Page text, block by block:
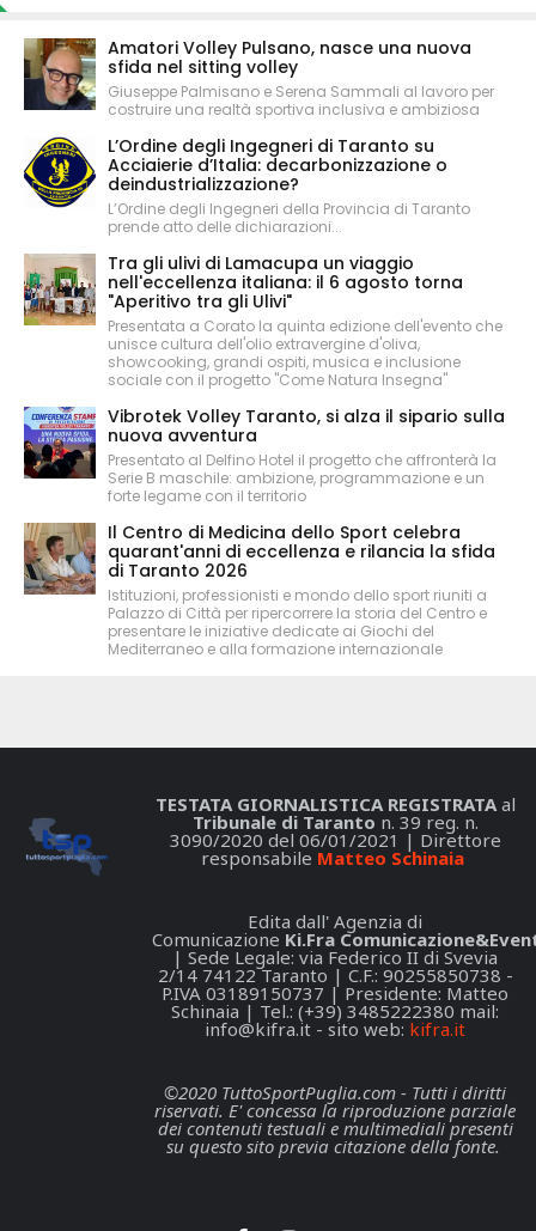
Amatori Volley Pulsano, nasce una nuova
sfida nel sitting volley
Giuseppe Palmisano e Serena Sammali al lavoro per
costruire una realtà sportiva inclusiva e ambiziosa
L’Ordine degli Ingegneri di Taranto su
Acciaierie d’Italia: decarbonizzazione o
deindustrializzazione?
L’Ordine degli Ingegneri della Provincia di Taranto
prende atto delle dichiarazioni...
Tra gli ulivi di Lamacupa un viaggio
nell'eccellenza italiana: il 6 agosto torna
"Aperitivo tra gli Ulivi"
Presentata a Corato la quinta edizione dell'evento che
unisce cultura dell'olio extravergine d'oliva,
showcooking, grandi ospiti, musica e inclusione
sociale con il progetto "Come Natura Insegna"
Vibrotek Volley Taranto, si alza il sipario sulla
nuova avventura
Presentato al Delfino Hotel il progetto che affronterà la
Serie B maschile: ambizione, programmazione e un
forte legame con il territorio
Il Centro di Medicina dello Sport celebra
quarant'anni di eccellenza e rilancia la sfida
di Taranto 2026
Istituzioni, professionisti e mondo dello sport riuniti a
Palazzo di Città per ripercorrere la storia del Centro e
presentare le iniziative dedicate ai Giochi del
Mediterraneo e alla formazione internazionale
TESTATA GIORNALISTICA REGISTRATAal
Tribunale di Taranto n. 39 reg. n.
3090/2020 del 06/01/2021 | Direttore
responsabile Matteo Schinaia
Edita dall' Agenzia di
Comunicazione Ki.Fra
| Sede Legale: via Federico II di Svevia
2/14 74122 Taranto | C.F.: 90255850738 -
P.IVA 03189150737 | Presidente: Matteo
Schinaia | Tel.: (+39) 3485222380 mail:
info@kifra.it - sito web: kifra.it
©2020 TuttoSportPuglia.com - Tutti i diritti
riservati. E' concessa la riproduzione parziale
dei contenuti testuali e multimediali presenti
su questo sito previa citazione della fonte.